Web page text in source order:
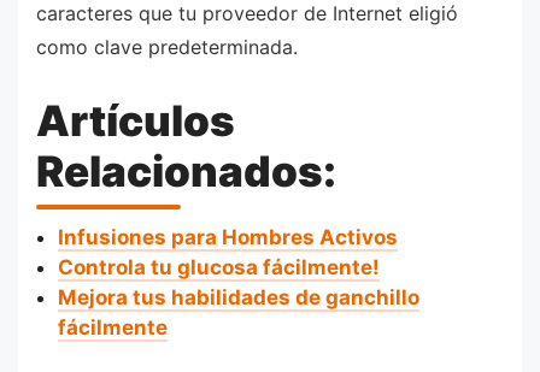
caracteres que tu proveedor de Internet eligió
como clave predeterminada.
Artículos
Relacionados:
Infusiones para Hombres Activos
Controla tu glucosa fácilmente!
Mejora tus habilidades de ganchillo
fácilmente